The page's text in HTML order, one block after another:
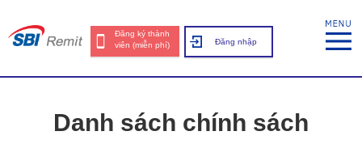
Đăng ký thành
viên (miễn phí)
Đăng nhập
Danh sách chính sách